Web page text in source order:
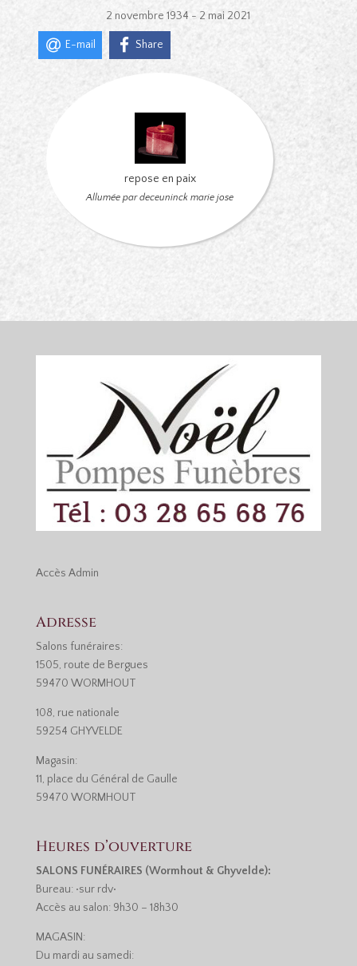
2 novembre 1934 - 2 mai 2021
E-mail Share
repose en paix
Allumée par deceuninck marie jose
Accès Admin
Adresse
Salons funéraires:
1505, route de Bergues
59470 WORMHOUT
108, rue nationale
59254 GHYVELDE
Magasin:
11, place du Général de Gaulle
59470 WORMHOUT
Heures d’ouverture
SALONS FUNÉRAIRES (Wormhout & Ghyvelde):
Bureau: •sur rdv•
Accès au salon: 9h30 – 18h30
MAGASIN:
Du mardi au samedi: